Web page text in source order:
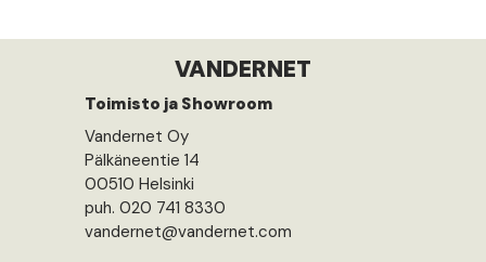
VANDERNET
Toimisto ja Showroom
Vandernet Oy
Pälkäneentie 14
00510 Helsinki
puh. 020 741 8330
vandernet@vandernet.com